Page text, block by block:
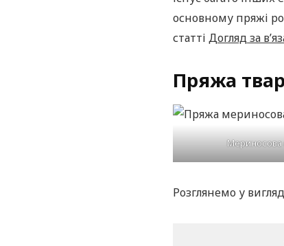
основному пряжі
статті Догляд за
Пряжа
Мериносова
Розглянемо у